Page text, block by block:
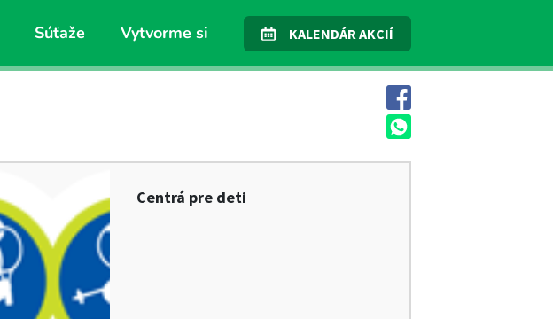
Súťaže Vytvorme si KALENDÁR AKCIÍ
Centrá pre deti